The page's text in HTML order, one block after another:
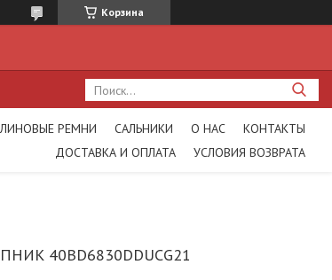
Корзина
РЕМНИ САЛЬНИКИ О НАС
КОНТАКТЫ
ДОСТАВКА И ОПЛАТА
УСЛОВИЯ ВОЗВРАТА
40BD6830DDUCG21